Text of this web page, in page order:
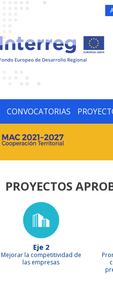
CONVOCATORIAS
PROYECTOS
Eje 2
Mejorar la competitividad de
las empresas